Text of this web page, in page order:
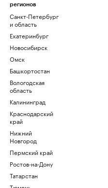
регионов
Санкт-Петербург
и область
Екатеринбург
Новосибирск
Омск
Башкортостан
Вологодская
область
Калининград
Краснодарский
край
Нижний
Новгород
Пермский край
Ростов-на-Дону
Татарстан